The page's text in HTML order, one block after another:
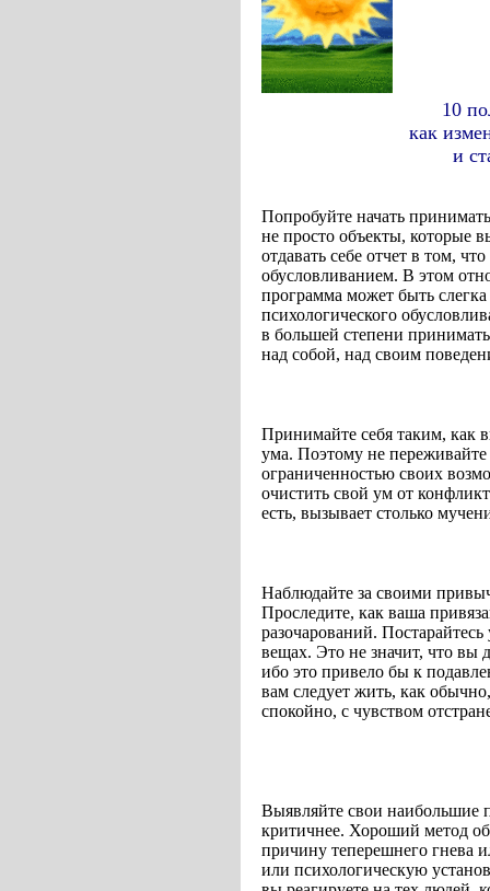
10
как изменить
и стать
Попробуйте начать
не просто объекты, которые
отдавать себе отчет в том,
обусловливанием. В этом
программа может быть
психологического
в большей степени
над собой, над своим
Принимайте себя таким, как
ума. Поэтому не переживайте
ограниченностью своих
очистить свой ум от
есть, вызывает столько
Наблюдайте за своими
Проследите, как ваша
разочарований.
вещах. Это не значит, что вы
ибо это привело бы к
вам следует жить, как
спокойно, с чувством
Выявляйте свои наибольшие
критичнее. Хороший метод
причину теперешнего гнева
или психологическую